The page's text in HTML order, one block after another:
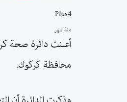
Plus4
منذ شهر
محافظة كركوك.